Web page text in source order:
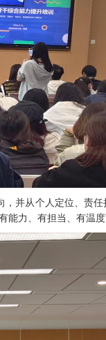
并从个人定位、责任
力、有担当、有温度